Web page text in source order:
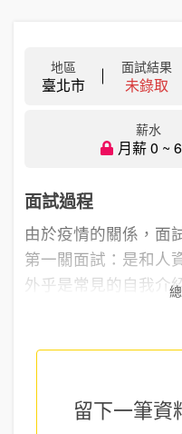
地區
臺北市
面試結果
未錄取
薪水
月薪 0 ~
面試過程
由於疫情的關係，面
第一關面試：是和人
外乎是常見的自我介
留下一筆資